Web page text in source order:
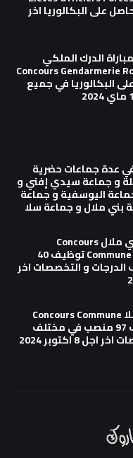
على البكالوريا اخر
الدرك الملكي
Concours Gendarmerie
البكالوريا في جميع
عدة جماعات حضرية
و جماعة سيدي إفني و
اليوسفية و جماعة
ملال و جماعة سلا
كونكور جماعة بني ملال Concours
Commune Beni Mellal 2024 توظيف 40
و التخصصات اخر
كونكور جماعة سلا Concours Commune
Salé 2024 توظيف 97 منصب في مختلف
8 اكتوبر 2024